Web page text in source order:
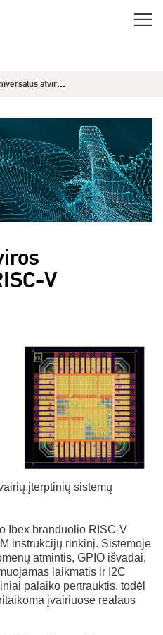
atviros architektūros RISC-V mikrovaldiklis
V
įterptinių sistemų
Ibex branduolio RISC-V
instrukcijų rinkinį. Sistemoje
atmintis, GPIO išvadai,
laikmatis ir I2C
palaiko pertrauktis, todėl
įvairiuose realaus